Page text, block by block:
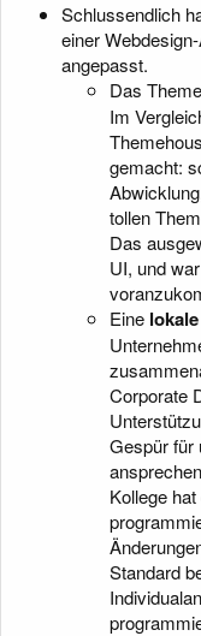
Schlussendlich
einer
angepasst.
Das
Im
gemacht:
tollen
Das
UI, und
Eine
Corporate
Gespür für
Kollege
Standard